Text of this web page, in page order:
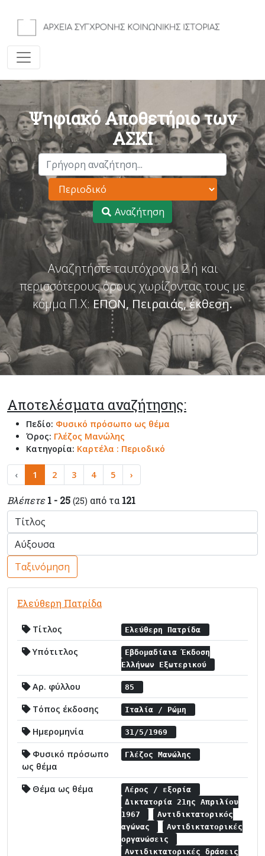
Ψηφιακό Αποθετήριο των
ΑΣΚΙ
Αναζήτηση
Αναζητήστε ταυτόχρονα 2 ή και
περισσότερους όρους χωρίζοντας τους με
κόμμα Π.Χ: ΕΠΟΝ, Πειραιάς, έκθεση.
Αποτελέσματα αναζήτησης:
Πεδίο: Φυσικό πρόσωπο ως θέμα
Όρος: Γλέζος Μανώλης
Κατηγορία: Καρτέλα : Περιοδικό
‹ 1 2 3 4 5 ›
Βλέπετε 1 - 25 (25) από τα 121
Ταξινόμηση
Ελεύθερη Πατρίδα
Τίτλος Ελεύθερη Πατρίδα
Υπότιτλος
Εβδομαδίαια Έκδοση
Ελλήνων Εξωτερικού
Αρ. φύλλου 85
Τόπος έκδοσης Ιταλία / Ρώμη
Ημερομηνία 31/5/1969
Φυσικό πρόσωπο
ως θέμα
Γλέζος Μανώλης
Θέμα ως θέμα
Λέρος / εξορία
Δικτατορία 21ης Απριλίου
1967
Αντιδικτατορικός
αγώνας
Αντιδικτατορικές
οργανώσεις
Αντιδικτατορικές δράσεις